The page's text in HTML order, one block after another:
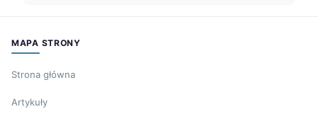
MAPA STRONY
Strona główna
Artykuły